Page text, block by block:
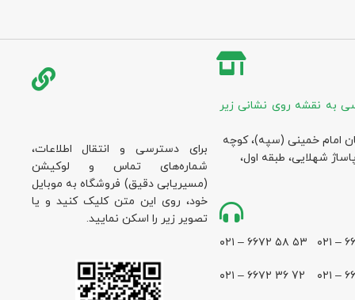
به نقشه روی نشانی زیر
امام خمینی (سپه)، کوچه
شهلایی، طبقه اول،
۵۳ ۵۸ ۶۶۷۲ – ۰۲۱
72 36 ۶۶۷۲ – ۰۲۱
برای دسترسی و انتقال اطلاعات،
شماره‌های تماس و لوکیشن
(مسیریابی دقیق) فروشگاه به موبایل
خود، روی این متن کلیک کنید و یا
تصویر زیر را اسکن نمایید.